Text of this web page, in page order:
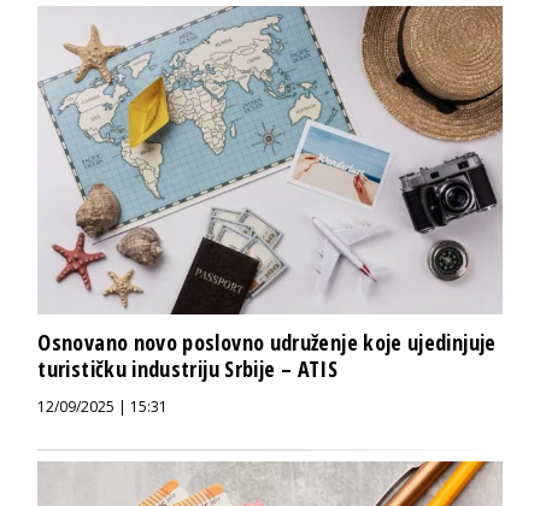
Osnovano novo poslovno udruženje koje ujedinjuje
turističku industriju Srbije – ATIS
12/09/2025 | 15:31